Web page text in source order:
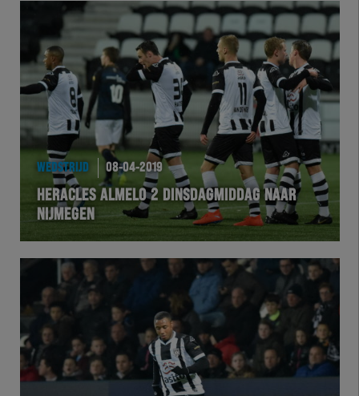
Herakids
Team Zwart Wit
Futsal
eSports
Academie
WEDSTRIJD 08-04-2019
HERACLES ALMELO 2 DINSDAGMIDDAG NAAR
NIJMEGEN